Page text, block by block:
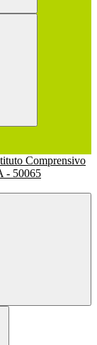
Comprensivo
- 50065